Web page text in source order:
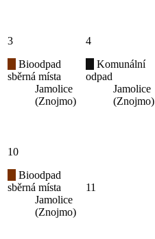
3
Bioodpad
sběrná místa
Jamolice
(Znojmo)
4
Komunální
odpad
Jamolice
(Znojmo)
10
Bioodpad
sběrná místa
Jamolice
(Znojmo)
11